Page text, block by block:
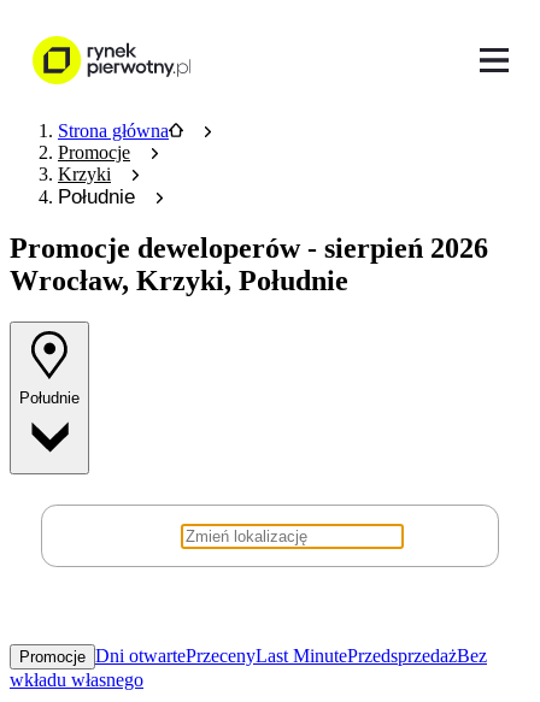
Strona główna
Promocje
Krzyki
Południe
Promocje deweloperów - sierpień 2026
Wrocław, Krzyki, Południe
Południe
Promocje Dni otwartePrzecenyLast MinutePrzedsprzedażBez
wkładu własnego